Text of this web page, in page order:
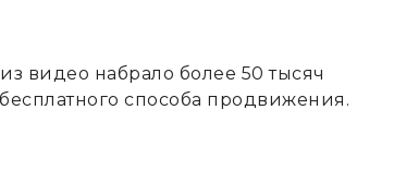
видео набрало более 50 тысяч
способа продвижения.